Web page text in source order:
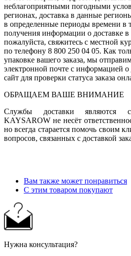
неблагоприятными погодными
регионах, доставка в данные
в определенные периоды времени в
получения информации о доставке
пожалуйста, свяжитесь с местной
по телефону 8 800 250 04 05. Как
упаковке вашего заказа, мы
электронной почте с информацией о
сайт для проверки статуса заказа
ОБРАЩАЕМ ВАШЕ ВНИМАНИЕ
Службы доставки являются
KAYSAROW не несёт
но всегда старается помочь своим
вопросов, связанных с доставкой
Вам также может понравиться
С этим товаром покупают
Нужна консультация?